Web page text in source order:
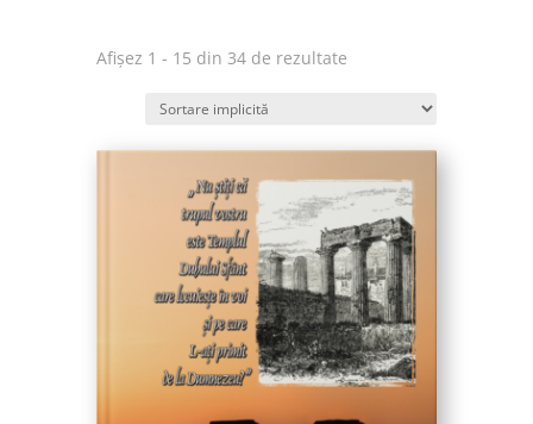
Afișez 1 - 15 din 34 de rezultate